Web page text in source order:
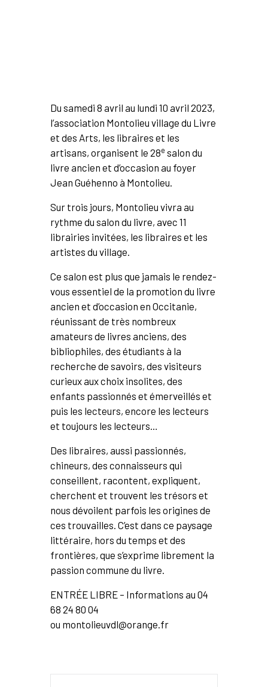
Du samedi 8 avril au lundi 10 avril 2023,
l’association Montolieu village du Livre
et des Arts, les libraires et les
artisans, organisent le 28e salon du
livre ancien et d’occasion au foyer
Jean Guéhenno à Montolieu.
Sur trois jours, Montolieu vivra au
rythme du salon du livre, avec 11
librairies invitées, les libraires et les
artistes du village.
Ce salon est plus que jamais le rendez-
vous essentiel de la promotion du livre
ancien et d’occasion en Occitanie,
réunissant de très nombreux
amateurs de livres anciens, des
bibliophiles, des étudiants à la
recherche de savoirs, des visiteurs
curieux aux choix insolites, des
enfants passionnés et émerveillés et
puis les lecteurs, encore les lecteurs
et toujours les lecteurs…
Des libraires, aussi passionnés,
chineurs, des connaisseurs qui
conseillent, racontent, expliquent,
cherchent et trouvent les trésors et
nous dévoilent parfois les origines de
ces trouvailles. C’est dans ce paysage
littéraire, hors du temps et des
frontières, que s’exprime librement la
passion commune du livre.
ENTRÉE LIBRE – Informations au 04
68 24 80 04
ou montolieuvdl@orange.fr